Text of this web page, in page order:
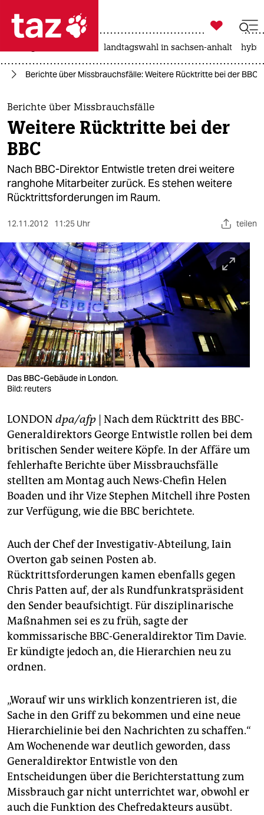
 taz zahl ich
taz zahl ich
themen
politik
öko
gesellschaft
sport
berlin
nord
wahrheit
verlag
verlag
veranstaltungen
shop
fragen & hilfe
unterstützen
abo
genossenschaft

taz zahl ich
landtagswahl in sachsen-anhalt
Berichte über Missbrauchsfälle: Weitere Rücktritte bei der BBC
Berichte über Missbrauchsfälle
Weitere Rücktritte bei der
BBC
Nach BBC-Direktor Entwistle treten drei weitere
ranghohe Mitarbeiter zurück. Es stehen weitere
Rücktrittsforderungen im Raum.
12.11.2012 11:25 Uhr teilen
Das BBC-Gebäude in London.
Bild: reuters
LONDON dpa/afp | Nach dem Rücktritt des BBC-
Generaldirektors George Entwistle rollen bei dem
britischen Sender weitere Köpfe. In der Affäre um
fehlerhafte Berichte über Missbrauchsfälle
stellten am Montag auch News-Chefin Helen
Boaden und ihr Vize Stephen Mitchell ihre Posten
zur Verfügung, wie die BBC berichtete.
Auch der Chef der Investigativ-Abteilung, Iain
Overton gab seinen Posten ab.
Rücktrittsforderungen kamen ebenfalls gegen
Chris Patten auf, der als Rundfunkratspräsident
den Sender beaufsichtigt. Für disziplinarische
Maßnahmen sei es zu früh, sagte der
kommissarische BBC-Generaldirektor Tim Davie.
Er kündigte jedoch an, die Hierarchien neu zu
ordnen.
„Worauf wir uns wirklich konzentrieren ist, die
Sache in den Griff zu bekommen und eine neue
Hierarchielinie bei den Nachrichten zu schaffen.“
Am Wochenende war deutlich geworden, dass
Generaldirektor Entwistle von den
Entscheidungen über die Berichterstattung zum
Missbrauch gar nicht unterrichtet war, obwohl er
auch die Funktion des Chefredakteurs ausübt.